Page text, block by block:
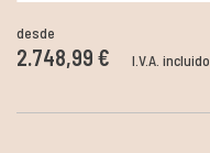
desde
2.748,99 € I.V.A. incluido